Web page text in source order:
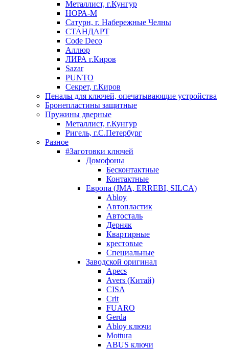
Металлист, г.Кунгур
НОРА-М
Сатурн, г. Набережные Челны
СТАНДАРТ
Code Deco
Аллюр
ЛИРА г.Киров
Sazar
PUNTO
Секрет, г.Киров
Пеналы для ключей, опечатывающие устройства
Бронепластины защитные
Пружины дверные
Металлист, г.Кунгур
Ригель, г.С.Петербург
Разное
#Заготовки ключей
Домофоны
Бесконтактные
Контактные
Европа (JMA, ERREBI, SILCA)
Abloy
Автопластик
Автосталь
Дерняк
Квартирные
крестовые
Специальные
Заводской оригинал
Apecs
Avers (Китай)
CISA
Crit
FUARO
Gerda
Abloy ключи
Mottura
ABUS ключи